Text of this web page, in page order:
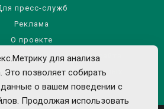
пресс-служб
Реклама
О проекте
материалов сайта
персональных данных
для анализа
позволяет собирать
о вашем поведении с
Продолжая использовать